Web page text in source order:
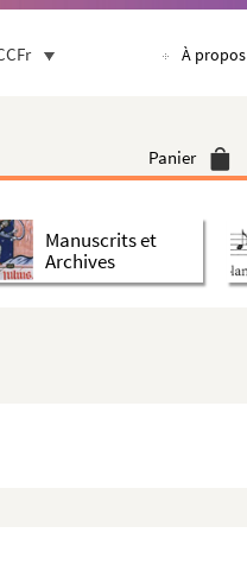
À propos
Panier
Manuscrits et
Archives